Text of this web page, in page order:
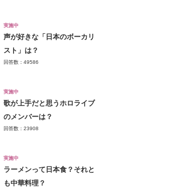
実施中
声が好きな「日本のボーカリ
スト」は？
回答数：49586
実施中
歌が上手だと思うホロライブ
のメンバーは？
回答数：23908
実施中
ラーメンって日本食？それと
も中華料理？